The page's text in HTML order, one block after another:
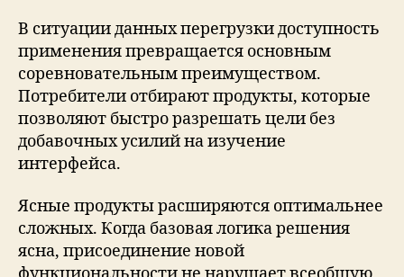
В ситуации данных перегрузки доступность
применения превращается основным
соревновательным преимуществом.
Потребители отбирают продукты, которые
позволяют быстро разрешать цели без
добавочных усилий на изучение
интерфейса.
Ясные продукты расширяются оптимальнее
сложных. Когда базовая логика решения
ясна, присоединение новой